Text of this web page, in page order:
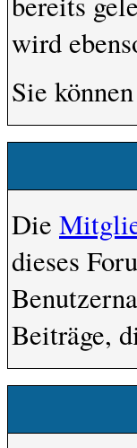
wird
Sie
Die
dieses
Beiträge,